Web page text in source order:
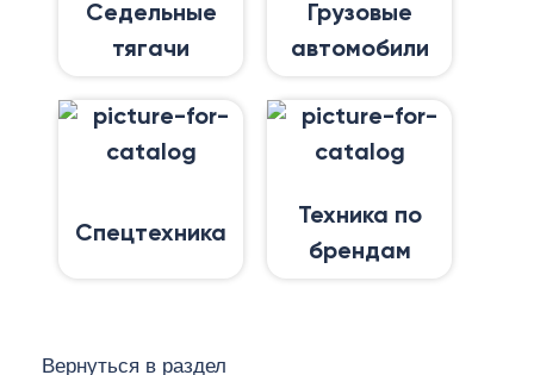
Седельные
тягачи
Грузовые
автомобили
Спецтехника
Техника по
брендам
Вернуться в раздел